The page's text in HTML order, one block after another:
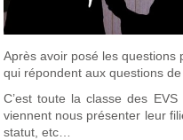
Après avoir posé les questions
qui répondent aux questions
C’est toute la classe des
viennent nous présenter leur
statut, etc…